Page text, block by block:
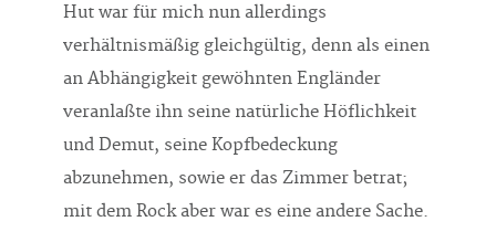
Hut war für mich nun allerdings
verhältnismäßig gleichgültig, denn als einen
an Abhängigkeit gewöhnten Engländer
veranlaßte ihn seine natürliche Höflichkeit
und Demut, seine Kopfbedeckung
abzunehmen, sowie er das Zimmer betrat;
mit dem Rock aber war es eine andere Sache.